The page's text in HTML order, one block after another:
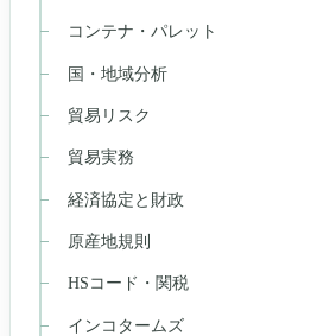
コンテナ・パレット
国・地域分析
貿易リスク
貿易実務
経済協定と財政
原産地規則
HSコード・関税
インコタームズ